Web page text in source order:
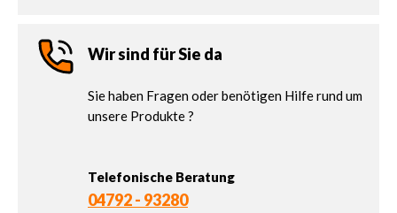
Wir sind für Sie da
Sie haben Fragen oder benötigen Hilfe rund um
unsere Produkte ?
Telefonische Beratung
04792 - 93280